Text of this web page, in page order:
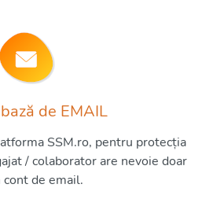
de EMAIL
SSM.ro, pentru protecția
/ colaborator are nevoie doar
cont de email.